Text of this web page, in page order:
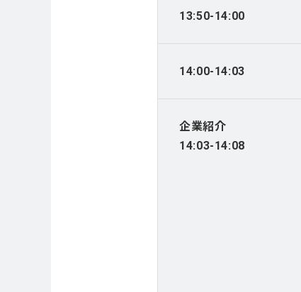
13:50-14:00
14:00-14:03
企業紹介
14:03-14:08